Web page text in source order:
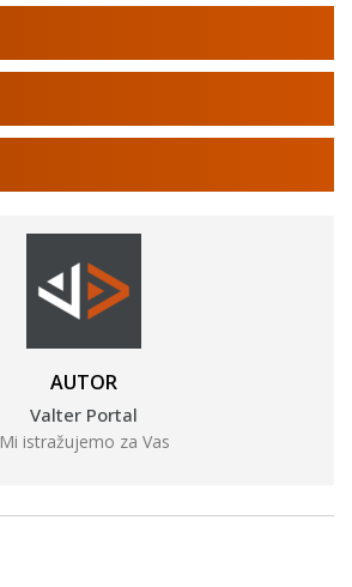
AUTOR
Valter Portal
Mi istražujemo za Vas